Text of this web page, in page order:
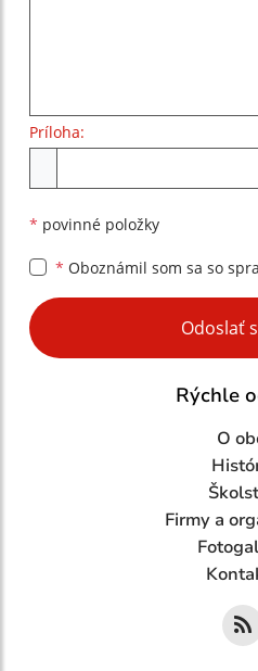
Príloha:
* povinné položky
* Oboznámil som sa so
Google reCaptcha Response
Odoslať
Rýchle
O
Firmy a